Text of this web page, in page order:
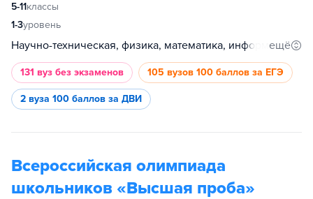
5-11классы
1-3уровень
Научно-техническая, физика, математика, информатика
ещё
131 вуз без экзаменов 105 вузов 100 баллов за ЕГЭ
2 вуза 100 баллов за ДВИ
Всероссийская олимпиада
школьников «Высшая проба»